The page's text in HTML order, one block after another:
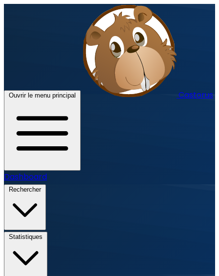
Ouvrir le menu principal Castorus
Dashboard
Rechercher
Statistiques